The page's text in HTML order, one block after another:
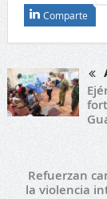
Comparte
Refuerzan
la violencia